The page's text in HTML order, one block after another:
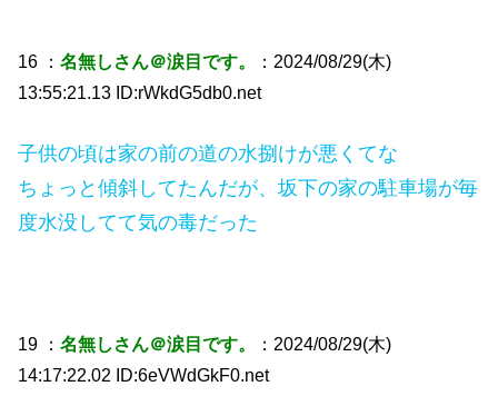
16 ：名無しさん＠涙目です。
：2024/08/29(木)
13:55:21.13 ID:rWkdG5db0.net
子供の頃は家の前の道の水捌けが悪くてな
ちょっと傾斜してたんだが、坂下の家の駐車場が毎
度水没してて気の毒だった
19 ：名無しさん＠涙目です。
：2024/08/29(木)
14:17:22.02 ID:6eVWdGkF0.net